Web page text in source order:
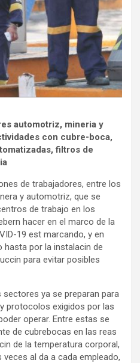
automotriz, mineria y
con cubre-boca,
filtros de
de trabajadores, entre los
y automotriz, que se
de trabajo en los
hacer en el marco de la
19 est marcando, y en
por la instalacin de
para evitar posibles
ya se preparan para
protocolos exigidos por las
operar. Entre estas se
de cubrebocas en las reas
de la temperatura corporal,
al da a cada empleado,